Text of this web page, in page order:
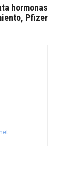
hormonas
Pfizer